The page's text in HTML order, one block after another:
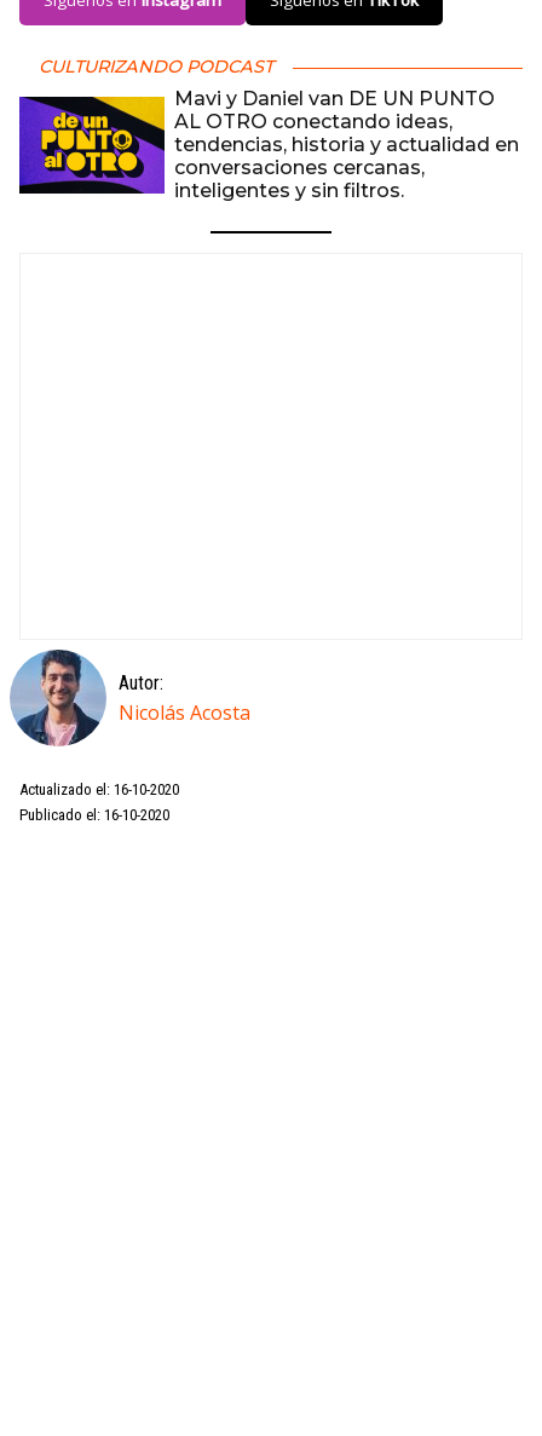
CULTURIZANDO PODCAST
Mavi y Daniel van DE UN PUNTO
AL OTRO conectando ideas,
tendencias, historia y actualidad en
conversaciones cercanas,
inteligentes y sin filtros.
Autor:
Nicolás Acosta
Actualizado el: 16-10-2020
Publicado el: 16-10-2020